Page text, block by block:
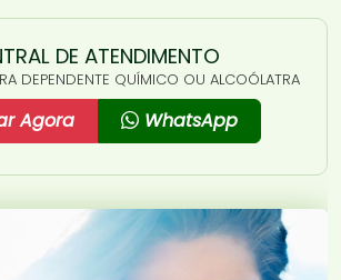
DE ATENDIMENTO
DEPENDENTE QUÍMICO OU ALCOÓLATRA
Agora WhatsApp